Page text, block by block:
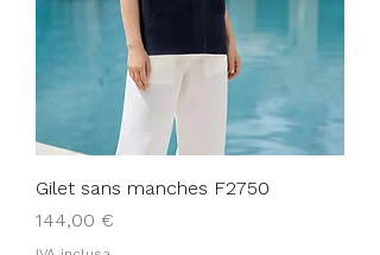
Gilet sans manches F2750
Prezzo
144,00 €